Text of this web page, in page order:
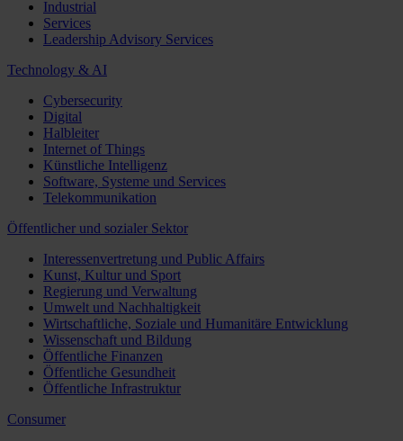
Industrial
Services
Leadership Advisory Services
Technology & AI
Cybersecurity
Digital
Halbleiter
Internet of Things
Künstliche Intelligenz
Software, Systeme und Services
Telekommunikation
Öffentlicher und sozialer Sektor
Interessenvertretung und Public Affairs
Kunst, Kultur und Sport
Regierung und Verwaltung
Umwelt und Nachhaltigkeit
Wirtschaftliche, Soziale und Humanitäre Entwicklung
Wissenschaft und Bildung
Öffentliche Finanzen
Öffentliche Gesundheit
Öffentliche Infrastruktur
Consumer